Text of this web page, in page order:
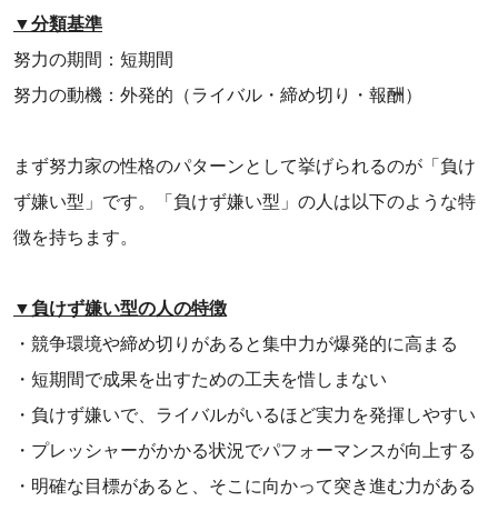
▼分類基準
努力の期間：短期間
努力の動機：外発的（ライバル・締め切り・報酬）
まず努力家の性格のパターンとして挙げられるのが「負け
ず嫌い型」です。「負けず嫌い型」の人は以下のような特
徴を持ちます。
▼負けず嫌い型の人の特徴
・競争環境や締め切りがあると集中力が爆発的に高まる
・短期間で成果を出すための工夫を惜しまない
・負けず嫌いで、ライバルがいるほど実力を発揮しやすい
・プレッシャーがかかる状況でパフォーマンスが向上する
・明確な目標があると、そこに向かって突き進む力がある